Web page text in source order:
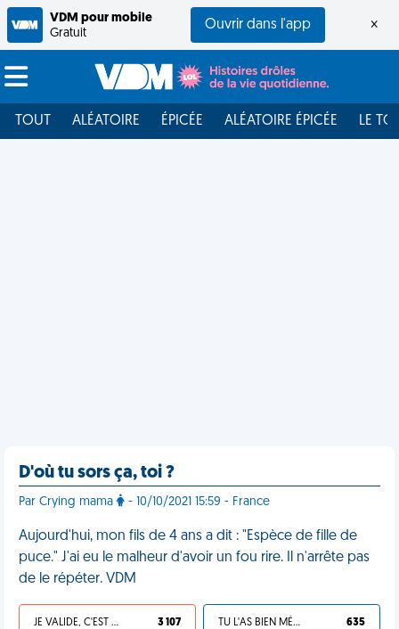
VDM pour mobile
Gratuit
Ouvrir dans l'app ×
TOUT ALÉATOIRE ÉPICÉE ALÉATOIRE ÉPICÉE LE
D'où tu sors ça, toi ?
Par Crying mama - 10/10/2021 15:59 - France
Aujourd'hui, mon fils de 4 ans a dit : "Espèce de fille de
puce." J'ai eu le malheur d'avoir un fou rire. Il n'arrête pas
de le répéter. VDM
JE VALIDE, C'EST UNE VDM 3 107 TU L'AS BIEN MÉRITÉ 635